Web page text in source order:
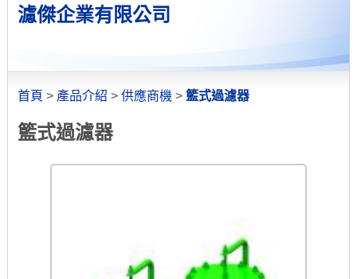
濾傑企業有限公司
首頁 > 產品介紹 > 供應商機 > 籃式過濾器
籃式過濾器